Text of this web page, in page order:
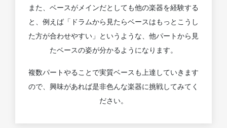
また、ベースがメインだとしても他の楽器を経験する
と、例えば「ドラムから見たらベースはもっとこうし
た方が合わせやすい」というような、他パートから見
たベースの姿が分かるようになります。
複数パートやることで実質ベースも上達していきます
ので、興味があれば是非色んな楽器に挑戦してみてく
ださい。